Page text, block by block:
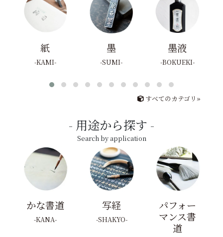
紙
KAMI
墨
SUMI
墨液
BOKUEKI
すべてのカテゴリ»
用途から探す
Search by application
かな書道
KANA
写経
SHAKYO
パフォー
マンス書
道